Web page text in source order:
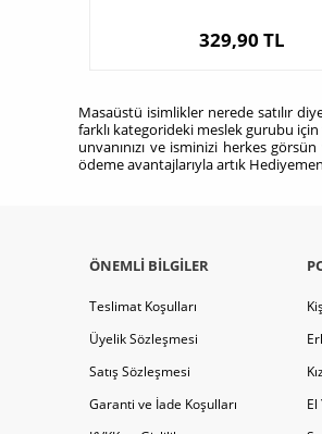
329,90 TL
Masaüstü isimlikler nerede satılır
farklı kategorideki meslek gurubu için
unvanınızı ve isminizi herkes
ödeme avantajlarıyla artık
ÖNEMLI BILGILER
Teslimat Koşulları
Üyelik Sözleşmesi
Satış Sözleşmesi
Garanti ve İade Koşulları
El